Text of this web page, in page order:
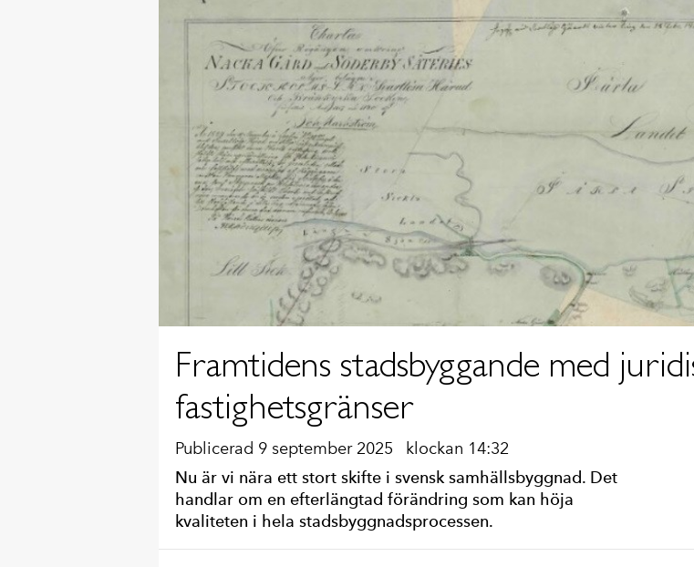
Framtidens stadsbyggande med
fastighetsgränser
Publicerad 9 september 2025 klockan 14:32
Nu är vi nära ett stort skifte i svensk samhällsbyggnad. Det
handlar om en efterlängtad förändring som kan höja
kvaliteten i hela stadsbyggnadsprocessen.